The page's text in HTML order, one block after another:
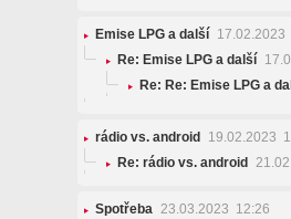
Emise LPG a další 17.02.2023
Re: Emise LPG a další
Re: Re: Emise LPG a
rádio vs. android
19.02.2023
Re: rádio vs. android
Spotřeba 23.03.2023 12:26